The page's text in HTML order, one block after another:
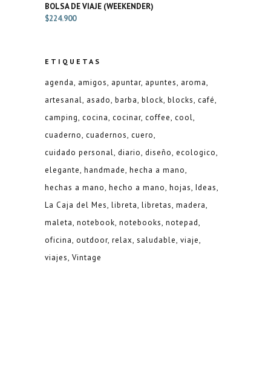
BOLSA DE VIAJE (WEEKENDER)
$224.900
ETIQUETAS
agenda amigos apuntar apuntes aroma
artesanal asado barba block blocks café
camping cocina cocinar coffee cool
cuaderno cuadernos cuero
cuidado personal diario diseño ecologico
elegante handmade hecha a mano
hechas a mano hecho a mano hojas Ideas
La Caja del Mes libreta libretas madera
maleta notebook notebooks notepad
oficina outdoor relax saludable viaje
viajes Vintage